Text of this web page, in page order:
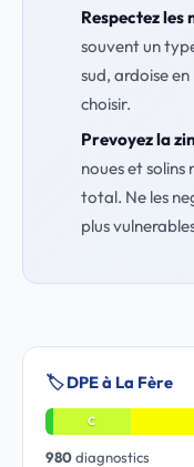
Respectez
souvent un
sud, ardoise
choisir.
Prevoyez la
noues et solins
total. Ne les
plus
🏷️ DPE à La Fère
C
980diagnostics